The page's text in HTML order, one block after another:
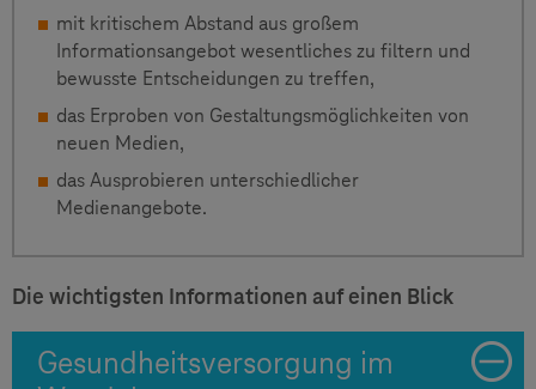
mit kritischem Abstand aus großem
Informationsangebot wesentliches zu filtern und
bewusste Entscheidungen zu treffen,
das Erproben von Gestaltungsmöglichkeiten von
neuen Medien,
das Ausprobieren unterschiedlicher
Medienangebote.
Die wichtigsten Informationen auf einen Blick
Gesundheitsversorgung im